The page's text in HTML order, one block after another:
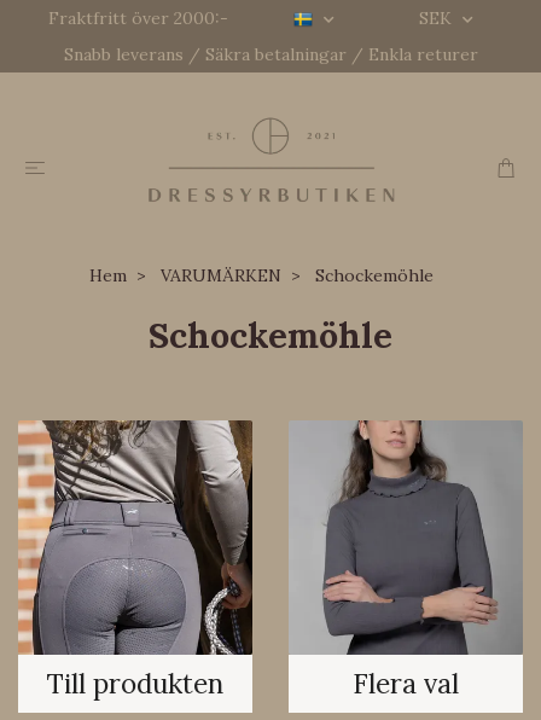
Fraktfritt över 2000:-
SEK
Snabb leverans / Säkra betalningar / Enkla returer
Hem VARUMÄRKEN Schockemöhle
Schockemöhle
Till produkten Flera val